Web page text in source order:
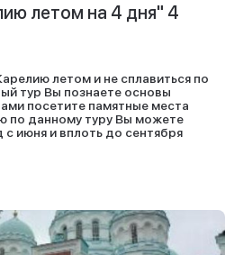
летом на 4 дня" 4
летом и не сплавиться по
тур Вы познаете основы
посетите памятные места
по данному туру Вы можете
с июня и вплоть до сентября